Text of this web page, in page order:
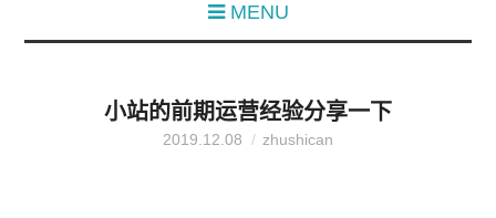
MENU
小站的前期运营经验分享一下
2019.12.08 zhushican